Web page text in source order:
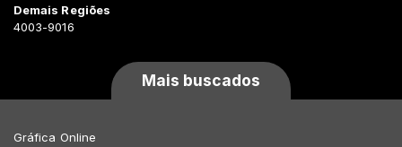
Demais Regiões
4003-9016
Mais buscados
Gráfica Online